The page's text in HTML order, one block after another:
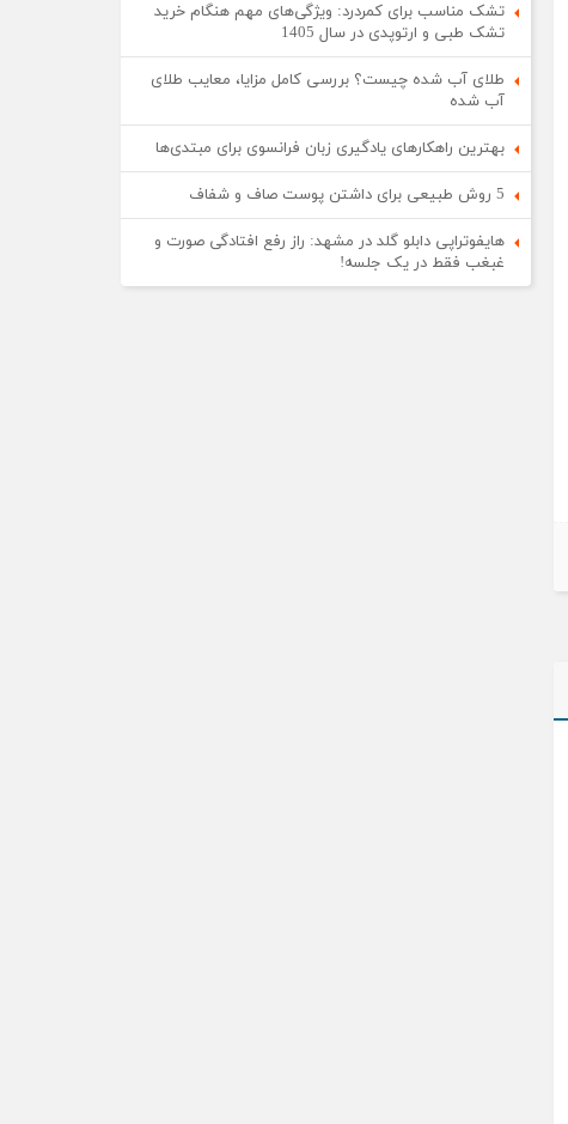
تشک مناسب برای کمردرد: ویژگی‌های مهم هنگام خرید
تشک طبی و ارتوپدی در سال 1405
طلای آب شده چیست؟ بررسی کامل مزایا، معایب طلای
آب شده
بهترین راهکارهای یادگیری زبان فرانسوی برای مبتدی‌ها
5 روش طبیعی برای داشتن پوست صاف و شفاف
هایفوتراپی دابلو گلد در مشهد: راز رفع افتادگی صورت و
غبغب فقط در یک جلسه!